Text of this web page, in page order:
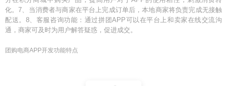
化。7、当消费者与商家在平台上完成订单后，本地商家将负责完成无接触
配送。8、客服咨询功能：通过拼团APP可以在平台上和卖家在线交流沟
通，商家可及时为用户解答疑惑，促进成交。
团购电商APP开发功能特点